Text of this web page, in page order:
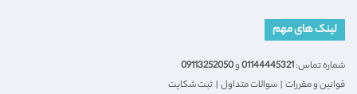
لینک های مهم
شماره تماس:01144445321و09113252050
قوانین و مقررات | سوالات متداول | ثبت شکایت